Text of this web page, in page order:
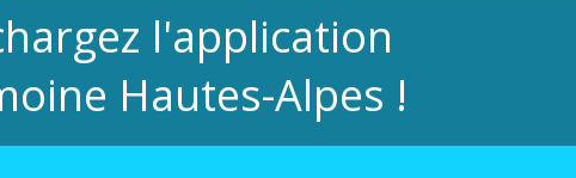
l'application
Hautes-Alpes !